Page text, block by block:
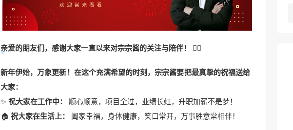
亲爱的朋友们，感谢大家一直以来对宗宗酱的关注与陪伴！ 🙇‍♀️
新年伊始，万象更新！在这个充满希望的时刻，宗宗酱要把最真挚的祝福送给
大家：
✨祝大家在工作中：
顺心顺意，项目全过，业绩长虹，升职加薪不是梦！
🏠 祝大家在生活上： 阖家幸福，身体健康，笑口常开，万事胜意常相伴！